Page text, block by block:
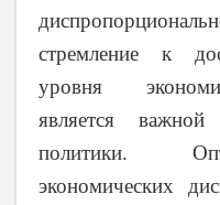
стремление к
уровня
является важной
политики.
экономических